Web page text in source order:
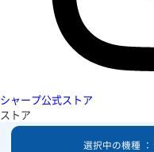
シャープ公式ストア
ストア
選択中の機種 ：